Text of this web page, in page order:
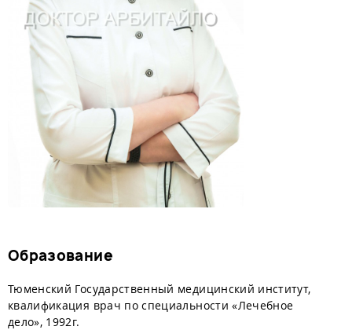
Образование
Тюменский Государственный медицинский институт,
квалификация врач по специальности «Лечебное
дело», 1992г.